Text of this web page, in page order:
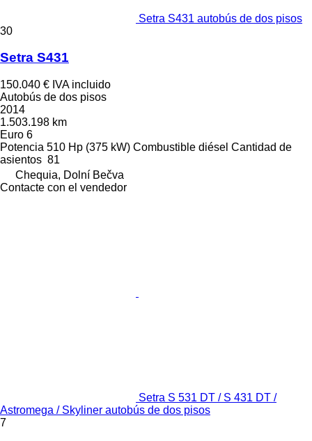
Setra S431 autobús de dos pisos
30
Setra S431
150.040 € IVA incluido
Autobús de dos pisos
2014
1.503.198 km
Euro 6
Potencia 510 Hp (375 kW) Combustible diésel Cantidad de
asientos 81
Chequia, Dolní Bečva
Contacte con el vendedor
Setra S 531 DT / S 431 DT /
Astromega / Skyliner autobús de dos pisos
7